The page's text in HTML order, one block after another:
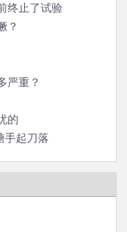
终止了试验
？
严重？
的
手起刀落